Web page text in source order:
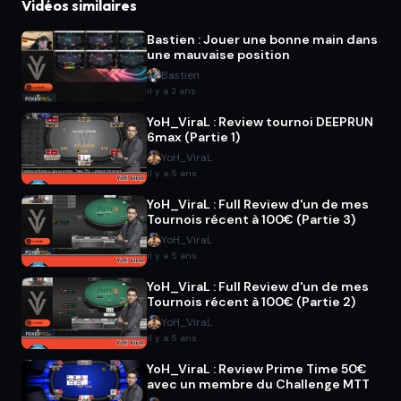
Vidéos similaires
Bastien : Jouer une bonne main dans
une mauvaise position
Bastien
il y a 3 ans
YoH_ViraL : Review tournoi DEEPRUN
6max (Partie 1)
YoH_ViraL
il y a 5 ans
YoH_ViraL : Full Review d'un de mes
Tournois récent à 100€ (Partie 3)
YoH_ViraL
il y a 5 ans
YoH_ViraL : Full Review d'un de mes
Tournois récent à 100€ (Partie 2)
YoH_ViraL
il y a 5 ans
YoH_ViraL : Review Prime Time 50€
avec un membre du Challenge MTT